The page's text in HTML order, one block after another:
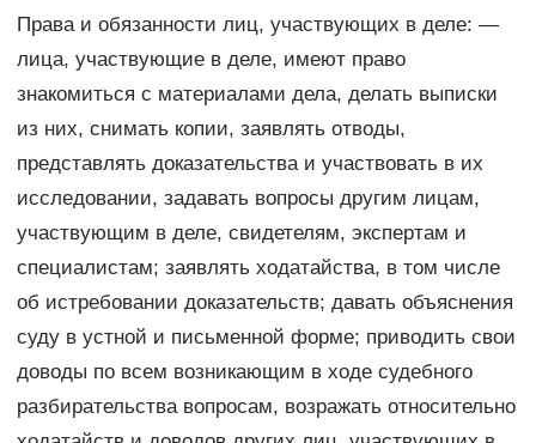
Права и обязанности лиц, участвующих в деле: —
лица, участвующие в деле, имеют право
знакомиться с материалами дела, делать выписки
из них, снимать копии, заявлять отводы,
представлять доказательства и участвовать в их
исследовании, задавать вопросы другим лицам,
участвующим в деле, свидетелям, экспертам и
специалистам; заявлять ходатайства, в том числе
об истребовании доказательств; давать объяснения
суду в устной и письменной форме; приводить свои
доводы по всем возникающим в ходе судебного
разбирательства вопросам, возражать относительно